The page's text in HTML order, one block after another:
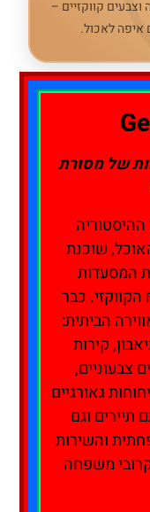
קווקזיים –
איפה לאכול.
של מסורת
שוכנת
המסעדות
כבר
הביתית:
קירות
צבעוניים,
גאורגיים
תיירים וגם
והשירות
משפחה